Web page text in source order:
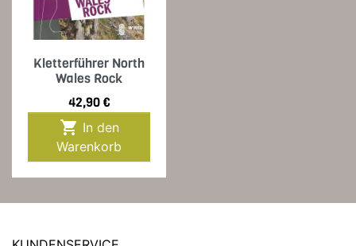
Kletterführer North
Wales Rock
Preis
42,90 €

Warenkorb